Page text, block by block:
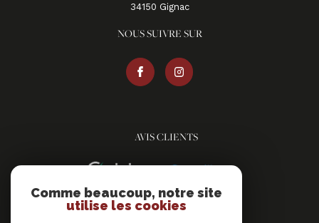
34150
gignac
NOUS SUIVRE SUR
AVIS CLIENTS
Comme beaucoup, notre site
utilise les cookies